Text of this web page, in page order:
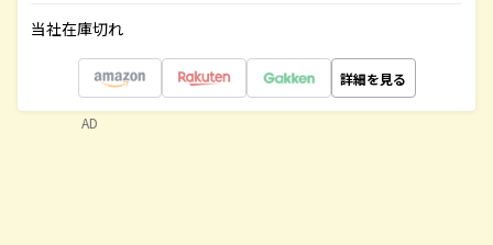
当社在庫切れ
詳細を見る
AD